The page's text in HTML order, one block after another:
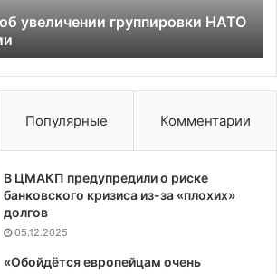
сообщила о согласии Минска на
зерна для экспорта
Популярные Комментарии
В ЦМАКП предупредили о риске
банковского кризиса из-за «плохих»
долгов
05.12.2025
«Обойдётся европейцам очень